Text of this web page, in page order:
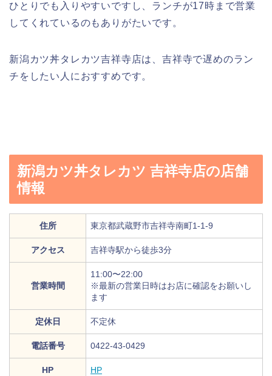
ひとりでも入りやすいですし、ランチが17時まで営業
してくれているのもありがたいです。
新潟カツ丼タレカツ吉祥寺店は、吉祥寺で遅めのラン
チをしたい人におすすめです。
新潟カツ丼タレカツ 吉祥寺店の店舗
情報
住所 東京都武蔵野市吉祥寺南町1-1-9
アクセス 吉祥寺駅から徒歩3分
営業時間
11:00〜22:00
※最新の営業日時はお店に確認をお願いし
ます
定休日 不定休
電話番号 0422-43-0429
HP HP